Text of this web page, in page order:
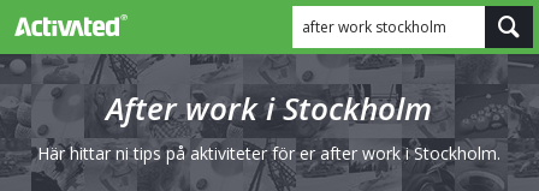
after work stockholm
After work i Stockholm
Här hittar ni tips på aktiviteter för er after work i Stockholm.